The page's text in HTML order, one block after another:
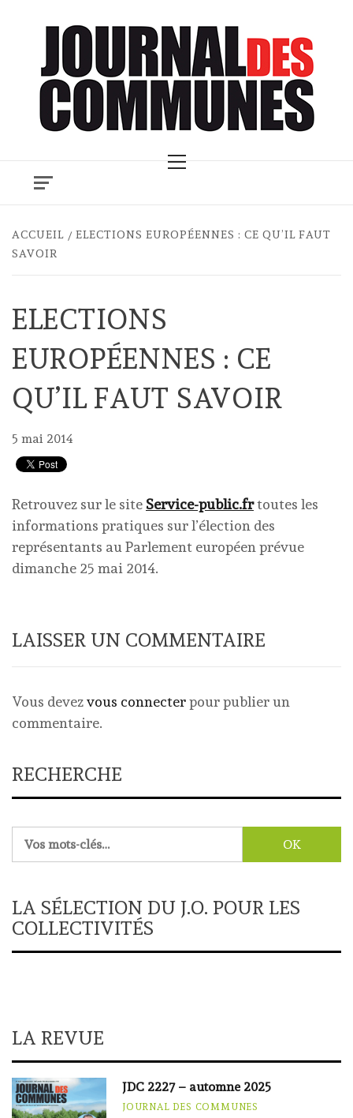
Menu
ACCUEIL
ELECTIONS EUROPÉENNES : CE QU’IL FAUT
SAVOIR
ELECTIONS
EUROPÉENNES : CE
QU’IL FAUT SAVOIR
5 mai 2014
Retrouvez sur le site Service-public.frtoutes les
informations pratiques sur l’élection des
représentants au Parlement européen prévue
dimanche 25 mai 2014.
LAISSER UN COMMENTAIRE
Vous devezvous connecterpour publier un
commentaire.
RECHERCHE
LA SÉLECTION DU J.O. POUR LES
COLLECTIVITÉS
LA REVUE
JDC 2227 – automne 2025
JOURNAL DES COMMUNES